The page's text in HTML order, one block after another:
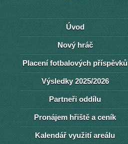
Úvod
Nový hráč
Placení fotbalových příspěvků
Výsledky 2025/2026
Partneři oddílu
Pronájem hřiště a ceník
Kalendář využití areálu